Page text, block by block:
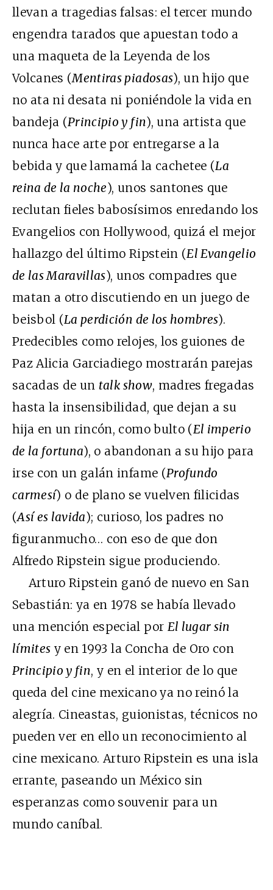
llevan a tragedias falsas: el tercer mundo
engendra tarados que apuestan todo a
una maqueta de la Leyenda de los
Volcanes (Mentiras piadosas), un hijo que
no ata ni desata ni poniéndole la vida en
bandeja (Principio y fin), una artista que
nunca hace arte por entregarse a la
bebida y que lamamá la cachetee (La
reina de la noche), unos santones que
reclutan fieles babosísimos enredando los
Evangelios con Hollywood, quizá el mejor
hallazgo del último Ripstein (El Evangelio
de las Maravillas), unos compadres que
matan a otro discutiendo en un juego de
beisbol (La perdición de los hombres).
Predecibles como relojes, los guiones de
Paz Alicia Garciadiego mostrarán parejas
sacadas de un talk show, madres fregadas
hasta la insensibilidad, que dejan a su
hija en un rincón, como bulto (El imperio
de la fortuna), o abandonan a su hijo para
irse con un galán infame (Profundo
carmesí) o de plano se vuelven filicidas
(Así es lavida); curioso, los padres no
figuranmucho… con eso de que don
Alfredo Ripstein sigue produciendo.
Arturo Ripstein ganó de nuevo en San
Sebastián: ya en 1978 se había llevado
una mención especial por El lugar sin
límites y en 1993 la Concha de Oro con
Principio y fin, y en el interior de lo que
queda del cine mexicano ya no reinó la
alegría. Cineastas, guionistas, técnicos no
pueden ver en ello un reconocimiento al
cine mexicano. Arturo Ripstein es una isla
errante, paseando un México sin
esperanzas como souvenir para un
mundo caníbal.